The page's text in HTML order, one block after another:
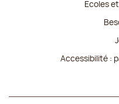
Écoles
Accessibilité :